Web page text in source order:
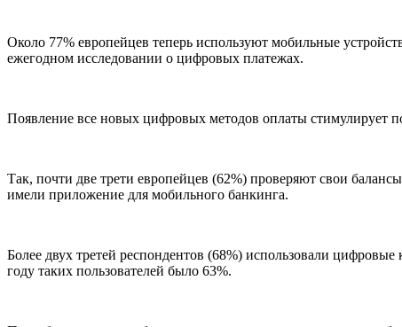
Около 77% европейцев теперь используют мобильные
ежегодном исследовании о цифровых платежах.
Появление все новых цифровых методов оплаты стимулирует
Так, почти две трети европейцев (62%) проверяют свои
имели приложение для мобильного банкинга.
Более двух третей респондентов (68%) использовали
году таких пользователей было 63%.